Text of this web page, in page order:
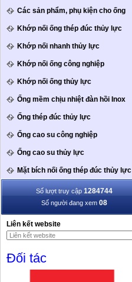
Các sản phẩm, phụ kiện cho ống
Khớp nối ống thép đúc thủy lực
Khớp nối nhanh thủy lực
Khớp nối ống công nghiệp
Khớp nối ống thủy lực
Ống mềm chịu nhiệt đàn hồi Inox
Ống thép đúc thủy lực
Ống cao su công nghiệp
Ống cao su thủy lực
Mặt bích nối ống thép đúc thủy lực
Số lượt truy cập 1284744
Số người đang xem 08
Liên kết website
Đối tác